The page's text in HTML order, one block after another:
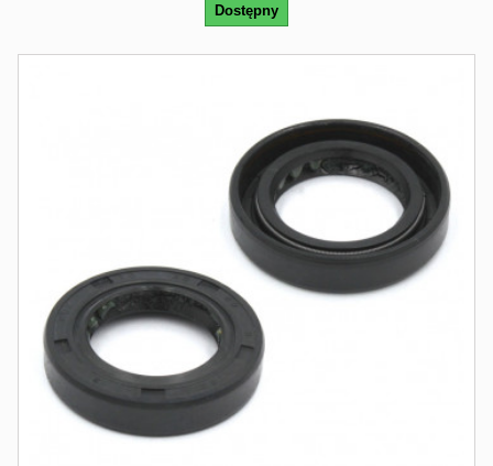
Dostępny